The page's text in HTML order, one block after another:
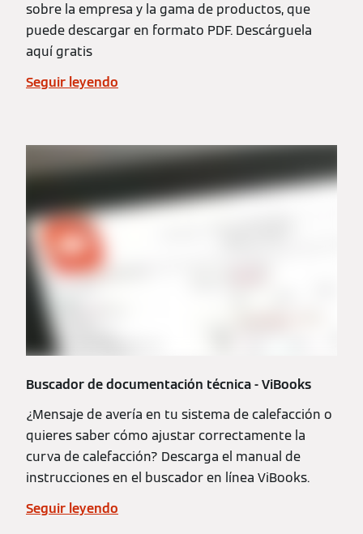
sobre la empresa y la gama de productos, que
puede descargar en formato PDF. Descárguela
aquí gratis
Seguir leyendo
Buscador de documentación técnica - ViBooks
¿Mensaje de avería en tu sistema de calefacción o
quieres saber cómo ajustar correctamente la
curva de calefacción? Descarga el manual de
instrucciones en el buscador en línea ViBooks.
Seguir leyendo